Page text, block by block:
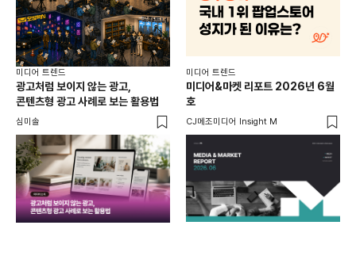
미디어 트렌드
광고처럼 보이지 않는 광고,
콘텐츠형 광고 사례로 보는 활용법
심미솔
미디어 트렌드
미디어&마켓 리포트 2026년 6월
호
CJ메조미디어 Insight M